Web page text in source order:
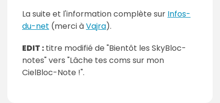
La suite et l'information complète sur Infos-
du-net (merci àVajra).
EDIT :titre modifié de "Bientôt les SkyBloc-
notes" vers "Lâche tes coms sur mon
CielBloc-Note !".